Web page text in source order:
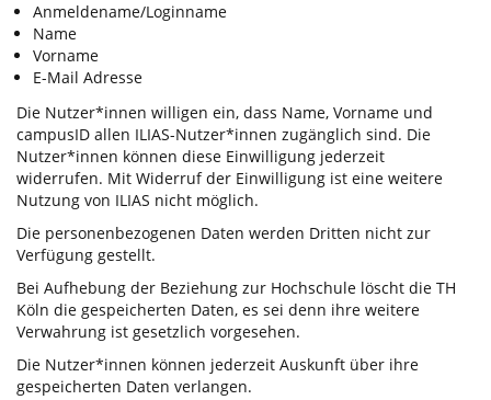
Anmeldename/Loginname
Name
Vorname
E-Mail Adresse
Die Nutzer*innen willigen ein, dass Name, Vorname und
campusID allen ILIAS-Nutzer*innen zugänglich sind. Die
Nutzer*innen können diese Einwilligung jederzeit
widerrufen. Mit Widerruf der Einwilligung ist eine weitere
Nutzung von ILIAS nicht möglich.
Die personenbezogenen Daten werden Dritten nicht zur
Verfügung gestellt.
Bei Aufhebung der Beziehung zur Hochschule löscht die TH
Köln die gespeicherten Daten, es sei denn ihre weitere
Verwahrung ist gesetzlich vorgesehen.
Die Nutzer*innen können jederzeit Auskunft über ihre
gespeicherten Daten verlangen.